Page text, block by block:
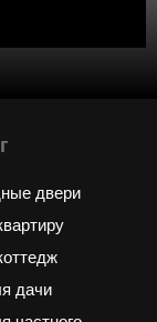
двери
дачи